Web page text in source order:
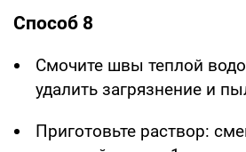
Способ 8
Смочите швы теплой
удалить загрязнение и
Приготовьте раствор: